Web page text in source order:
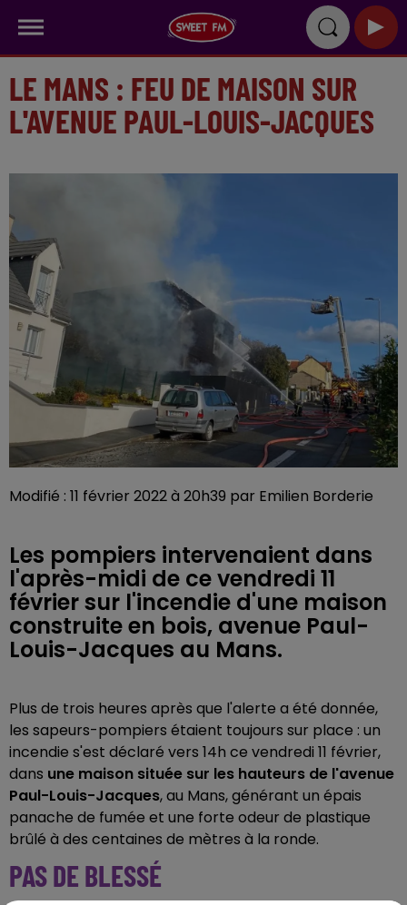
LE MANS : FEU DE MAISON SUR
L'AVENUE PAUL-LOUIS-JACQUES
Modifié : 11 février 2022 à 20h39 par Emilien Borderie
Les pompiers intervenaient dans
l'après-midi de ce vendredi 11
février sur l'incendie d'une maison
construite en bois, avenue Paul-
Louis-Jacques au Mans.
Plus de trois heures après que l'alerte a été donnée,
les sapeurs-pompiers étaient toujours sur place : un
incendie s'est déclaré vers 14h ce vendredi 11 février,
dans une maison située sur les hauteurs de l'avenue
Paul-Louis-Jacques, au Mans, générant un épais
panache de fumée et une forte odeur de plastique
brûlé à des centaines de mètres à la ronde.
PAS DE BLESSÉ